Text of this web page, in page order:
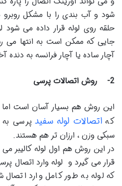
شود و آب بندی را با مشکل
حلقه روی لوله قرار داده می شود
جایی که ممکن است به انتها می
آچار ساده یا آچار فرانسه به
2- روش اتصالات پرسی
این روش هم بسیار آسان است اما
که اتصالات لوله سفید پرسی به
سبکی وزن ، ارزان تر هم هستند.
در این روش هم اول لوله کالیبر
قرار می گیرد و لوله وارد اتصال
که لوله به طور کامل وارد